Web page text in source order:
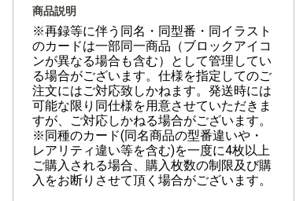
【EX-10】SINISTER ORDER
【EX-09】VERSUS MONSTERS
【EX-08】CHAIN OF LIBERATION
【EX-07】デジモンリベレイター
【EX-06】インファナル・アセンション
【EX-05】アニマルコロシアム
商品説明
※再録等に伴う同名・同型番・同イラスト
のカードは一部同一商品（ブロックアイコ
ンが異なる場合も含む）として管理してい
る場合がございます。仕様を指定してのご
注文にはご対応致しかねます。発送時には
可能な限り同仕様を用意させていただきま
すが、ご対応しかねる場合がございます。
※同種のカード(同名商品の型番違いや・
レアリティ違い等を含む)を一度に4枚以上
ご購入される場合、購入枚数の制限及び購
入をお断りさせて頂く場合がございます。